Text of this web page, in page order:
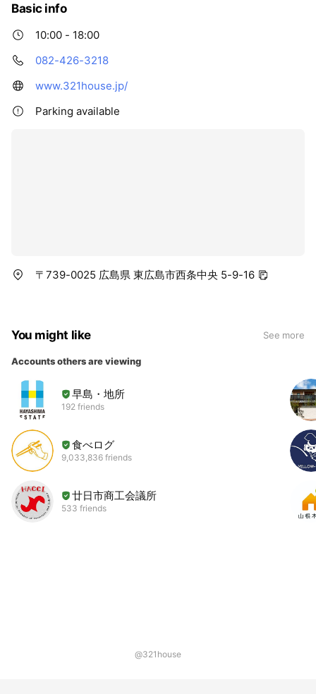
Basic info
10:00 - 18:00
082-426-3218
www.321house.jp/
Parking available
〒739-0025 広島県 東広島市西条中央 5-9-16
You might like See more
Accounts others are viewing
早島・地所
192 friends
食べログ
9,033,836 friends
廿日市商工会議所
533 friends
@321house